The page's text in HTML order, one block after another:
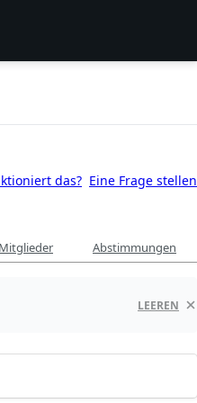
das? Eine Frage stellen
Mitglieder Abstimmungen
LEEREN